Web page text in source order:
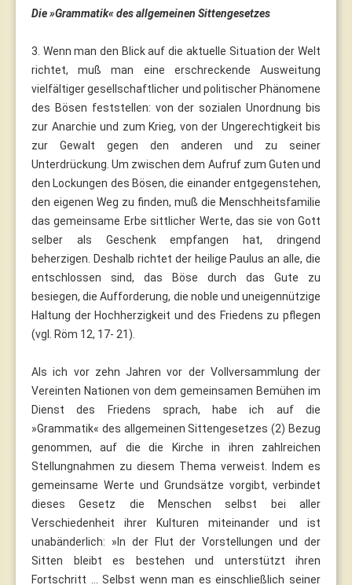
Die »Grammatik« des allgemeinen Sittengesetzes
3. Wenn man den Blick auf die aktuelle Situation der Welt
richtet, muß man eine erschreckende Ausweitung
vielfältiger gesellschaftlicher und politischer Phänomene
des Bösen feststellen: von der sozialen Unordnung bis
zur Anarchie und zum Krieg, von der Ungerechtigkeit bis
zur Gewalt gegen den anderen und zu seiner
Unterdrückung. Um zwischen dem Aufruf zum Guten und
den Lockungen des Bösen, die einander entgegenstehen,
den eigenen Weg zu finden, muß die Menschheitsfamilie
das gemeinsame Erbe sittlicher Werte, das sie von Gott
selber als Geschenk empfangen hat, dringend
beherzigen. Deshalb richtet der heilige Paulus an alle, die
entschlossen sind, das Böse durch das Gute zu
besiegen, die Aufforderung, die noble und uneigennützige
Haltung der Hochherzigkeit und des Friedens zu pflegen
(vgl. Röm 12, 17- 21).
Als ich vor zehn Jahren vor der Vollversammlung der
Vereinten Nationen von dem gemeinsamen Bemühen im
Dienst des Friedens sprach, habe ich auf die
»Grammatik« des allgemeinen Sittengesetzes (2) Bezug
genommen, auf die die Kirche in ihren zahlreichen
Stellungnahmen zu diesem Thema verweist. Indem es
gemeinsame Werte und Grundsätze vorgibt, verbindet
dieses Gesetz die Menschen selbst bei aller
Verschiedenheit ihrer Kulturen miteinander und ist
unabänderlich: »In der Flut der Vorstellungen und der
Sitten bleibt es bestehen und unterstützt ihren
Fortschritt ... Selbst wenn man es einschließlich seiner